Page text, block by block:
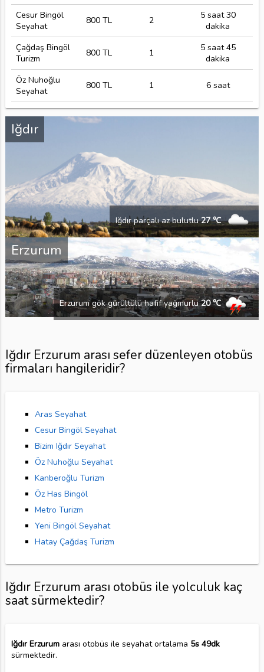
Cesur Bingöl
Seyahat
800 TL 2
5 saat 30
dakika
Çağdaş Bingöl
Turizm
800 TL 1
5 saat 45
dakika
Öz Nuhoğlu
Seyahat
800 TL 1 6 saat
Iğdır
Iğdır parçalı az bulutlu27 ℃
Erzurum
Erzurum gök gürültülü hafif yağmurlu20 ℃
Iğdır Erzurum arası sefer düzenleyen otobüs
firmaları hangileridir?
Aras Seyahat
Cesur Bingöl Seyahat
Bizim Iğdır Seyahat
Öz Nuhoğlu Seyahat
Kanberoğlu Turizm
Öz Has Bingöl
Metro Turizm
Yeni Bingöl Seyahat
Hatay Çağdaş Turizm
Iğdır Erzurum arası otobüs ile yolculuk kaç
saat sürmektedir?
Iğdır Erzurumarası otobüs ile seyahat ortalama 5s 49dk
sürmektedir.